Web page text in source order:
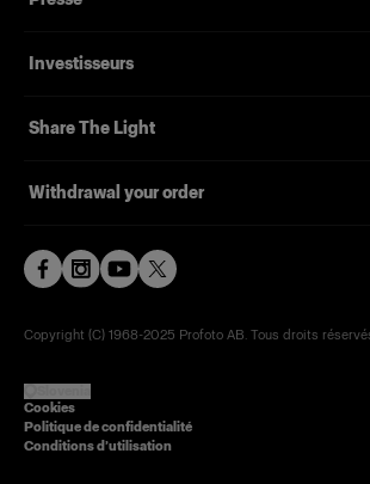
Investisseurs
Share The Light
Withdrawal your order
Copyright (C) 1968-2025 Profoto AB. Tous droits
Cookies
Politique de confidentialité
Conditions d’utilisation